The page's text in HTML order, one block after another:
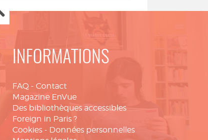
INFORMATIONS
FAQ - Contact
Magazine EnVue
Des bibliothèques accessibles
Foreign in Paris ?
Cookies - Données personnelles